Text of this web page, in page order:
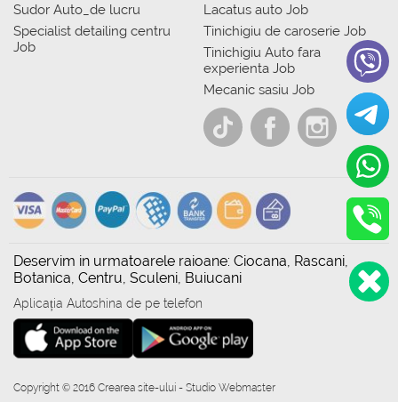
Sudor Auto_de lucru
Specialist detailing centru
Job
Lacatus auto Job
Tinichigiu de caroserie Job
Tinichigiu Auto fara
experienta Job
Mecanic sasiu Job
Deservim in urmatoarele raioane: Ciocana, Rascani,
Botanica, Centru, Sculeni, Buiucani
Aplicația Autoshina de pe telefon
Copyright © 2016 Crearea site-ului - Studio Webmaster